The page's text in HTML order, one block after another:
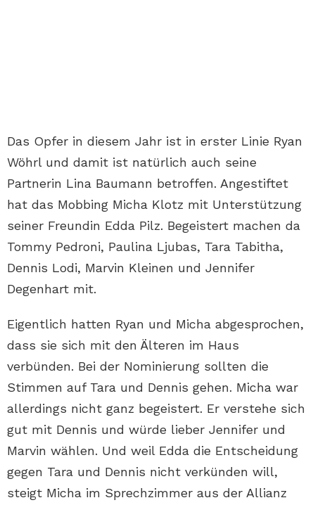
Das Opfer in diesem Jahr ist in erster Linie Ryan
Wöhrl und damit ist natürlich auch seine
Partnerin Lina Baumann betroffen. Angestiftet
hat das Mobbing Micha Klotz mit Unterstützung
seiner Freundin Edda Pilz. Begeistert machen da
Tommy Pedroni, Paulina Ljubas, Tara Tabitha,
Dennis Lodi, Marvin Kleinen und Jennifer
Degenhart mit.
Eigentlich hatten Ryan und Micha abgesprochen,
dass sie sich mit den Älteren im Haus
verbünden. Bei der Nominierung sollten die
Stimmen auf Tara und Dennis gehen. Micha war
allerdings nicht ganz begeistert. Er verstehe sich
gut mit Dennis und würde lieber Jennifer und
Marvin wählen. Und weil Edda die Entscheidung
gegen Tara und Dennis nicht verkünden will,
steigt Micha im Sprechzimmer aus der Allianz